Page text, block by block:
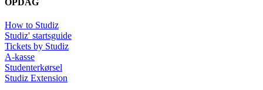
How to Studiz
Studiz' startsguide
Tickets by Studiz
A-kasse
Studenterkørsel
Studiz Extension